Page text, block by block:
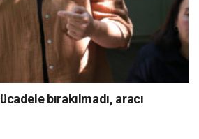
bırakılmadı, aracı